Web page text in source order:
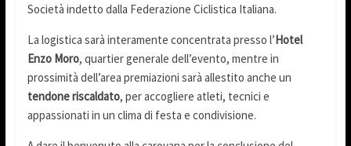
Società indetto dalla Federazione Ciclistica Italiana.
La logistica sarà interamente concentrata presso l’Hotel
Enzo Moro, quartier generale dell’evento, mentre in
prossimità dell’area premiazioni sarà allestito anche un
tendone riscaldato, per accogliere atleti, tecnici e
appassionati in un clima di festa e condivisione.